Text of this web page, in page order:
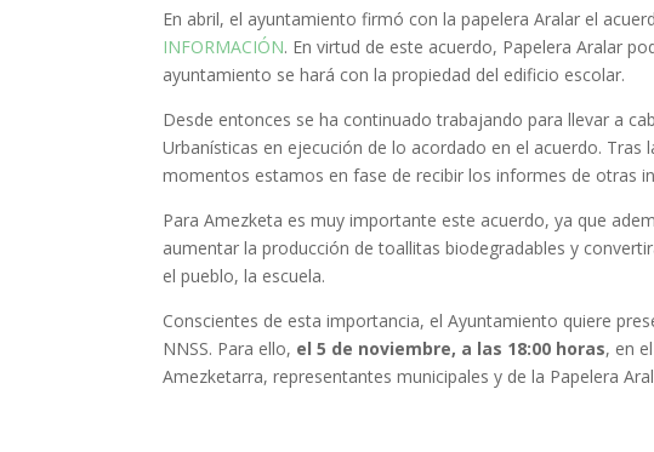
En abril, el ayuntamiento firmó con la papelera Aralar el
INFORMACIÓN. En virtud de este acuerdo, Papelera Aralar
ayuntamiento se hará con la propiedad del edificio escolar.
Desde entonces se ha continuado trabajando para llevar a
Urbanísticas en ejecución de lo acordado en el acuerdo.
momentos estamos en fase de recibir los informes de otras
Para Amezketa es muy importante este acuerdo, ya que
aumentar la producción de toallitas biodegradables y
el pueblo, la escuela.
Conscientes de esta importancia, el Ayuntamiento quiere
NNSS. Para ello, el 5 de noviembre, a las 18:00 horas, en
Amezketarra, representantes municipales y de la Papelera